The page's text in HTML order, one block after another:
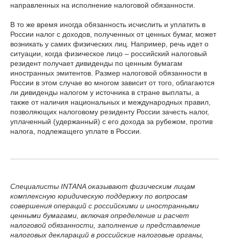
направленных на исполнение налоговой обязанности.
В то же время иногда обязанность исчислить и уплатить в
России налог с доходов, полученных от ценных бумаг, может
возникать у самих физических лиц. Например, речь идет о
ситуации, когда физическое лицо – российский налоговый
резидент получает дивиденды по ценным бумагам
иностранных эмитентов. Размер налоговой обязанности в
России в этом случае во многом зависит от того, облагаются
ли дивиденды налогом у источника в стране выплаты, а
также от наличия национальных и международных правил,
позволяющих налоговому резиденту России зачесть налог,
уплаченный (удержанный) с его дохода за рубежом, против
налога, подлежащего уплате в России.
Специалисты INTANA оказывают физическим лицам
комплексную юридическую поддержку по вопросам
совершения операций с российскими и иностранными
ценными бумагами, включая определение и расчет
налоговой обязанности, заполнение и представление
налоговых деклараций в российские налоговые органы,